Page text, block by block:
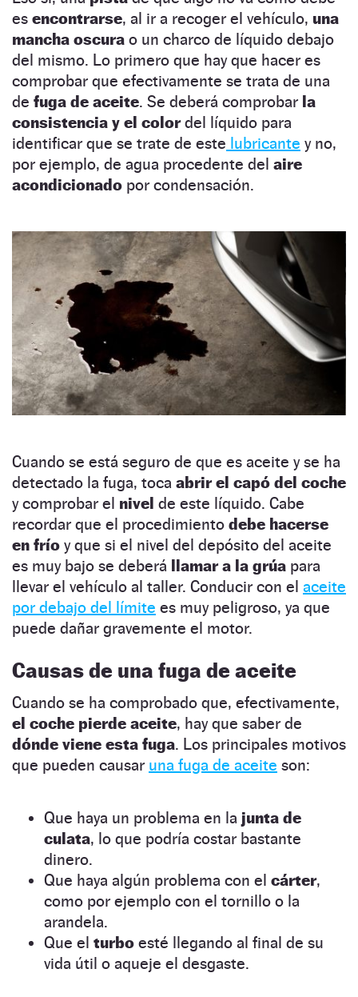
es encontrarse, al ir a recoger el vehículo, una
mancha oscura o un charco de líquido debajo
del mismo. Lo primero que hay que hacer es
comprobar que efectivamente se trata de una
de fuga de aceite. Se deberá comprobar la
consistencia y el colordel líquido para
identificar que se trate de este lubricante y no,
por ejemplo, de agua procedente del aire
acondicionado por condensación.
Cuando se está seguro de que es aceite y se ha
detectado la fuga, toca abrir el capó del coche
y comprobar el nivel de este líquido. Cabe
recordar que el procedimiento debe hacerse
en frío y que si el nivel del depósito del aceite
es muy bajo se deberá llamar a la grúa para
llevar el vehículo al taller. Conducir con el aceite
por debajo del límite es muy peligroso, ya que
puede dañar gravemente el motor.
Causas de una fuga de aceite
Cuando se ha comprobado que, efectivamente,
el coche pierde aceite, hay que saber de
dónde viene esta fuga. Los principales motivos
que pueden causar una fuga de aceite son:
Que haya un problema en la junta de
culata, lo que podría costar bastante
dinero.
Que haya algún problema con el cárter,
como por ejemplo con el tornillo o la
arandela.
Que el turbo esté llegando al final de su
vida útil o aqueje el desgaste.